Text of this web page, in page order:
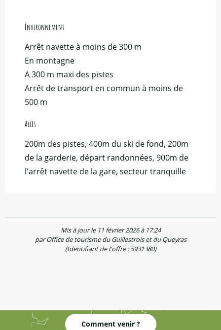
Environnement
Environnement
Arrêt navette à moins de 300 m
En montagne
A 300 m maxi des pistes
Arrêt de transport en commun à moins de
500 m
Accès
Accès
200m des pistes, 400m du ski de fond, 200m
de la garderie, départ randonnées, 900m de
l'arrêt navette de la gare, secteur tranquille
Mis à jour le 11 février 2026 à 17:24
par Office de tourisme du Guillestrois et du Queyras
(Identifiant de l'offre :5931380)
Comment venir ?